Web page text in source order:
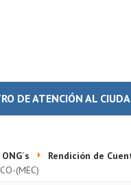
DE ATENCIÓN AL
Rendición de
(MEC)